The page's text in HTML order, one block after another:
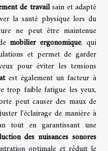
de travailsain et adapté
la santé physique lors du
ne peut être maintenue
mobilier ergonomique, qui
et permet de garder
pour éviter les tensions
est également un facteur à
trop faible fatigue les yeux,
peut causer des maux de
l'éclairage de manière à
tout en garantissant une
des nuisances sonores